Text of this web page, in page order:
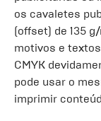
os cavaletes
(offset) de 135
motivos e
CMYK
pode usar o
imprimir